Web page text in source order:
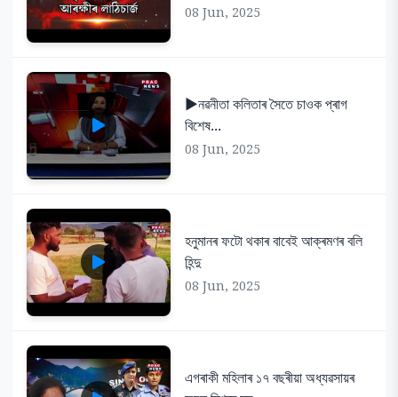
08 Jun, 2025
▶️নৱনীতা কলিতাৰ সৈতে চাওক প্ৰাগ
বিশেষ...
08 Jun, 2025
হনুমানৰ ফটো থকাৰ বাবেই আক্ৰমণৰ বলি
হিন্দু
08 Jun, 2025
এগৰাকী মহিলাৰ ১৭ বছৰীয়া অধ্যৱসায়ৰ